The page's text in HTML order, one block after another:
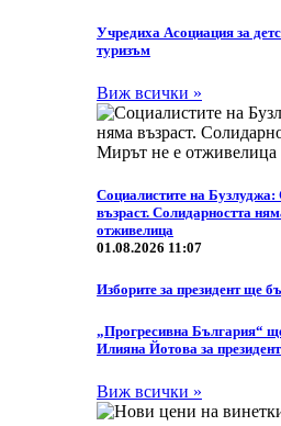
Учредиха Асоциация за
туризъм
Виж всички »
Социалистите на
възраст. Солидарността
отживелица
01.08.2026 11:07
Изборите за президент ще
„Прогресивна България“
Илияна Йотова за президент
Виж всички »